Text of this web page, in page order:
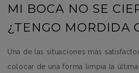
MI BOCA NO SE
¿TENGO MORDIDA
Una de las situaciones más
colocar de una forma limpia la